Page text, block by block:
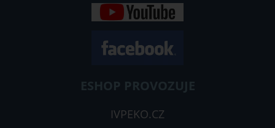
ESHOP PROVOZUJE
IVPEKO.CZ